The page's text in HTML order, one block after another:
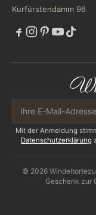
Kurfürstendamm 96
Mit der Anmeldung
Datenschutzerklärung
© 2026
Geschenk zur